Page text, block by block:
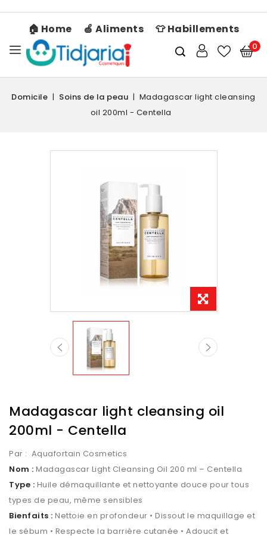
🏠 Home 🍏 Aliments 👕 Habillements
0
Domicile Soins de la peau
Madagascar light cleansing
oil 200ml - Centella
Madagascar light cleansing oil
200ml - Centella
Par : Aquafortain Cosmetics
Nom : Madagascar Light Cleansing Oil 200 ml – Centella
Type : Huile démaquillante et nettoyante douce pour tous
types de peau, même sensibles
Bienfaits : Nettoie en profondeur • Dissout le maquillage et
le sébum • Respecte la barrière cutanée • Adoucit et